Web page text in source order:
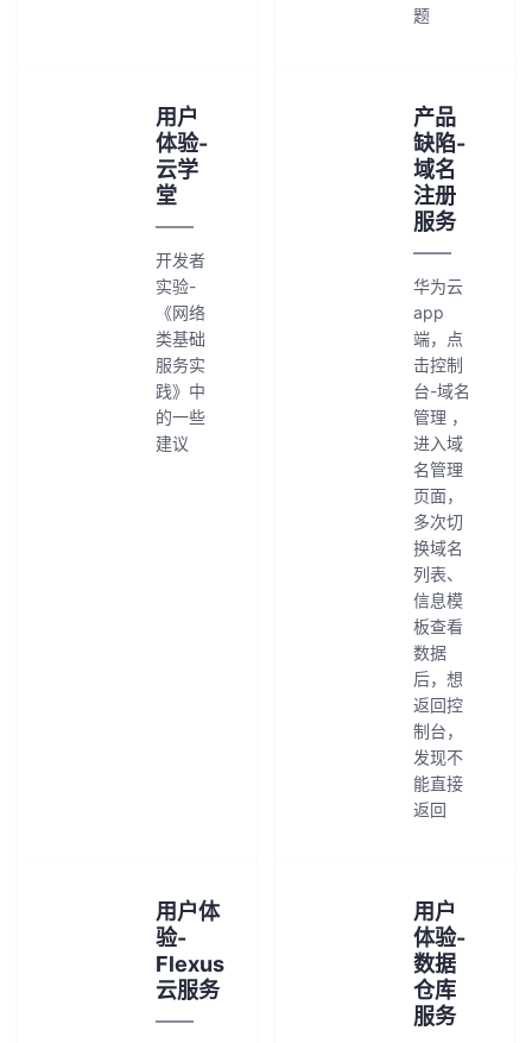
题
用户
体验-
云学
堂
开发者
实验-
《网络
类基础
服务实
践》中
的一些
建议
产品
缺陷-
域名
注册
服务
华为云
app
端，点
击控制
台-域名
管理 ，
进入域
名管理
页面，
多次切
换域名
列表、
信息模
板查看
数据
后，想
返回控
制台，
发现不
能直接
返回
用户体
验-
Flexus
云服务
用户
体验-
数据
仓库
服务